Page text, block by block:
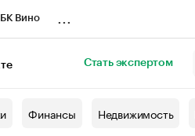
Вино
Стать экспертом
Финансы Недвижимость